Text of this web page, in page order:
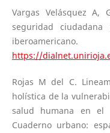
Vargas Velásquez A,
seguridad ciudadana
https://
Rojas M del C.
holística de la
salud humana en el
Cuaderno urbano: